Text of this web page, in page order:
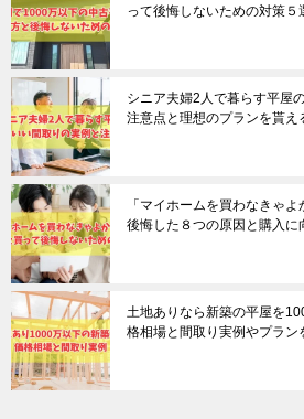
って後悔しないための対策５
シニア夫婦2人で暮らす平屋
注意点と理想のプランを貰え
「マイホームを買わなきゃ
後悔した８つの原因と購入に
土地ありなら新築の平屋を
格相場と間取り実例やプラン